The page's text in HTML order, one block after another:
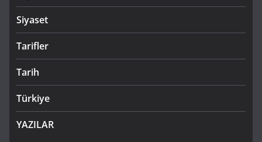
Siyaset
Tarifler
Tarih
Türkiye
YAZILAR